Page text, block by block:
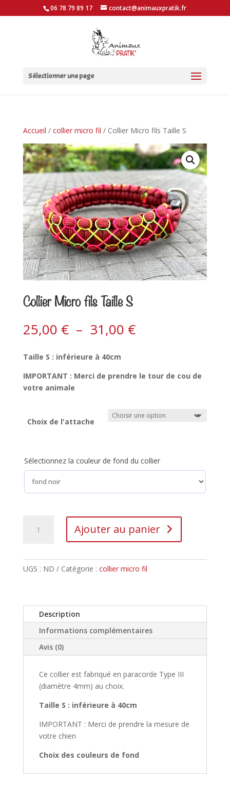
06 78 79 89 17 contact@animauxpratik.fr
Sélectionner une page
Accueil / collier micro fil / Collier Micro fils Taille S
Collier Micro fils Taille S
25,00 € – 31,00 €
Taille S : inférieure à 40cm
IMPORTANT : Merci de prendre le tour de cou de
votre animale
Choix de l'attache
Sélectionnez la couleur de fond du collier
Ajouter au panier
UGS : ND Catégorie : collier micro fil
Description
Informations complémentaires
Avis (0)
Ce collier est fabriqué en paracorde Type III
(diamètre 4mm) au choix.
Taille S : inférieure à 40cm
IMPORTANT : Merci de prendre la mesure de
votre chien
Choix des couleurs de fond